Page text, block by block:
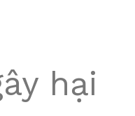
hại